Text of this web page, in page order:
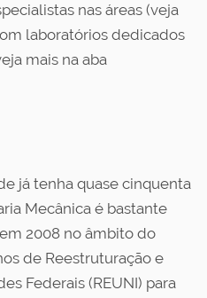
nas áreas (veja
laboratórios dedicados
mais na aba
já tenha quase cinquenta
Mecânica é bastante
2008 no âmbito do
de Reestruturação e
Federais (REUNI) para